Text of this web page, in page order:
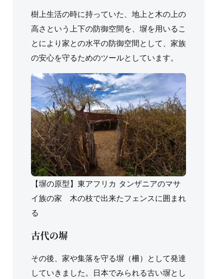
樹上生活の時に持っていた、地上と木の上の
高さという上下の防御空間を、塀を用いるこ
とにより家との水平の防御空間として、家族
の安心を守るためのツールとしています。
【塀の原型】東アフリカ タンザニアのマサ
イ族の家 木の枝で出来たフェンスに囲まれ
る
古代の塀
その後、家や集落を守る塀（柵）として発達
していきました。日本でみられる古い塀とし